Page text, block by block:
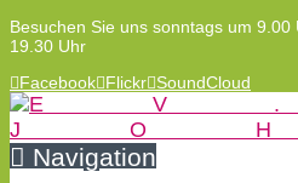
Besuchen Sie uns sonntags um
19.30 Uhr
Facebook Flickr SoundCloud
Navigation